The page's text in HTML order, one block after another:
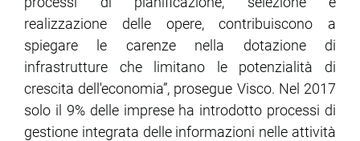
realizzazione delle opere, contribuiscono a
spiegare le carenze nella dotazione di
infrastrutture che limitano le potenzialità di
crescita dell'economia”, prosegue Visco. Nel 2017
solo il 9% delle imprese ha introdotto processi di
gestione integrata delle informazioni nelle attività